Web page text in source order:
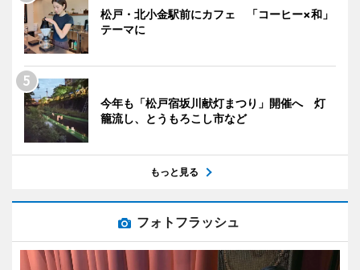
松戸・北小金駅前にカフェ 「コーヒー×和」
テーマに
今年も「松戸宿坂川献灯まつり」開催へ 灯
籠流し、とうもろこし市など
もっと見る
フォトフラッシュ